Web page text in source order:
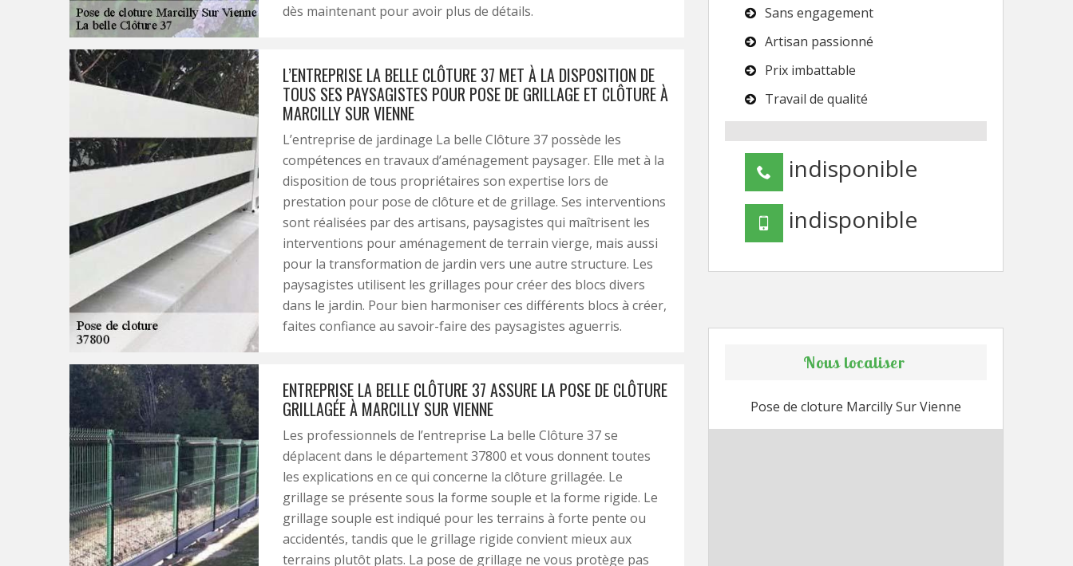
dès maintenant pour avoir plus de détails.
L’ENTREPRISE LA BELLE CLÔTURE 37 MET À LA DISPOSITION DE
TOUS SES PAYSAGISTES POUR POSE DE GRILLAGE ET CLÔTURE À
MARCILLY SUR VIENNE
L’entreprise de jardinage La belle Clôture 37 possède les
compétences en travaux d’aménagement paysager. Elle met à la
disposition de tous propriétaires son expertise lors de
prestation pour pose de clôture et de grillage. Ses interventions
sont réalisées par des artisans, paysagistes qui maîtrisent les
interventions pour aménagement de terrain vierge, mais aussi
pour la transformation de jardin vers une autre structure. Les
paysagistes utilisent les grillages pour créer des blocs divers
dans le jardin. Pour bien harmoniser ces différents blocs à créer,
faites confiance au savoir-faire des paysagistes aguerris.
ENTREPRISE LA BELLE CLÔTURE 37 ASSURE LA POSE DE CLÔTURE
GRILLAGÉE À MARCILLY SUR VIENNE
Les professionnels de l’entreprise La belle Clôture 37 se
déplacent dans le département 37800 et vous donnent toutes
les explications en ce qui concerne la clôture grillagée. Le
grillage se présente sous la forme souple et la forme rigide. Le
grillage souple est indiqué pour les terrains à forte pente ou
accidentés, tandis que le grillage rigide convient mieux aux
terrains plutôt plats. La pose de grillage ne vous protège pas
Sans engagement
Artisan passionné
Prix imbattable
Travail de qualité
indisponible
indisponible
Nous localiser
Pose de cloture Marcilly Sur Vienne